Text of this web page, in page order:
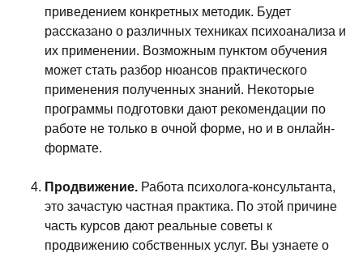
приведением конкретных методик. Будет
рассказано о различных техниках психоанализа и
их применении. Возможным пунктом обучения
может стать разбор нюансов практического
применения полученных знаний. Некоторые
программы подготовки дают рекомендации по
работе не только в очной форме, но и в онлайн-
формате.
Продвижение. Работа психолога-консультанта,
это зачастую частная практика. По этой причине
часть курсов дают реальные советы к
продвижению собственных услуг. Вы узнаете о